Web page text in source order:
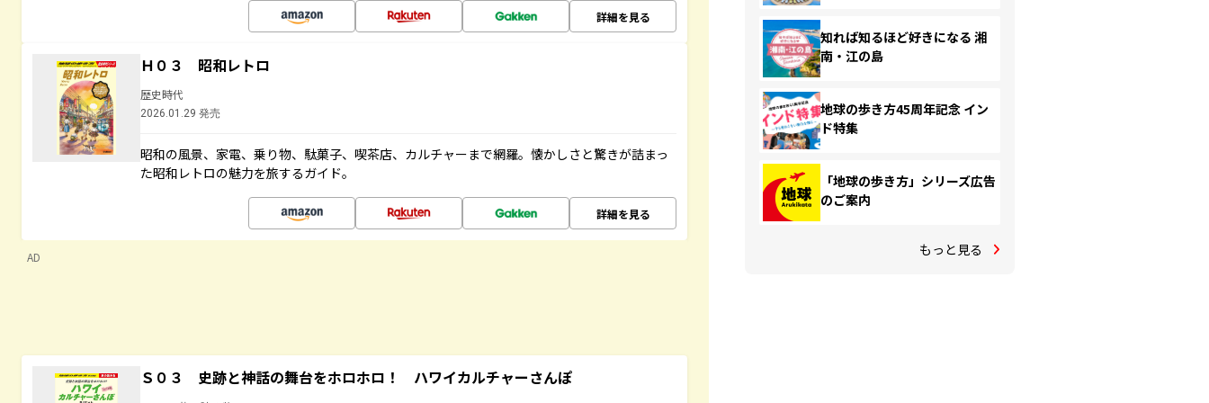
詳細を見る
Ｈ０３ 昭和レトロ
歴史時代
2026.01.29 発売
昭和の風景、家電、乗り物、駄菓子、喫茶店、カルチャーまで網羅。懐かしさと驚きが詰まっ
た昭和レトロの魅力を旅するガイド。
詳細を見る
AD
Ｓ０３ 史跡と神話の舞台をホロホロ！ ハワイカルチャーさんぽ
知れば知るほど好きになる 湘
南・江の島
地球の歩き方45周年記念 イン
ド特集
「地球の歩き方」シリーズ広告
のご案内
もっと見る